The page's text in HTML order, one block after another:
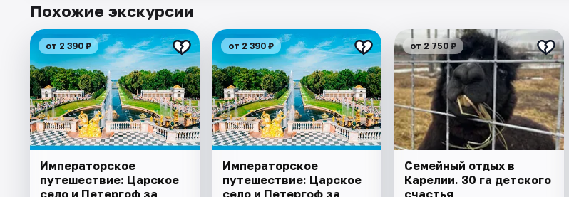
Похожие экскурсии
от 2 390 ₽
Императорское
путешествие: Царское
село и Петергоф за
от 2 390 ₽
Императорское
путешествие: Царское
село и Петергоф за
от 2 750 ₽
Семейный отдых в
Карелии. 30 га детского
счастья